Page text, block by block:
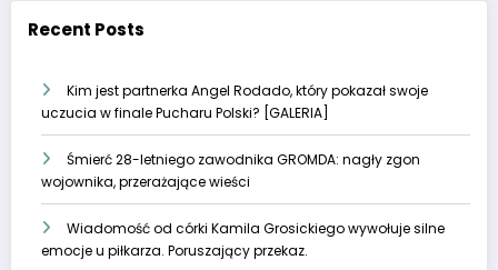
Recent Posts
Kim jest partnerka Angel Rodado, który pokazał swoje
uczucia w finale Pucharu Polski? [GALERIA]
Śmierć 28-letniego zawodnika GROMDA: nagły zgon
wojownika, przerażające wieści
Wiadomość od córki Kamila Grosickiego wywołuje silne
emocje u piłkarza. Poruszający przekaz.